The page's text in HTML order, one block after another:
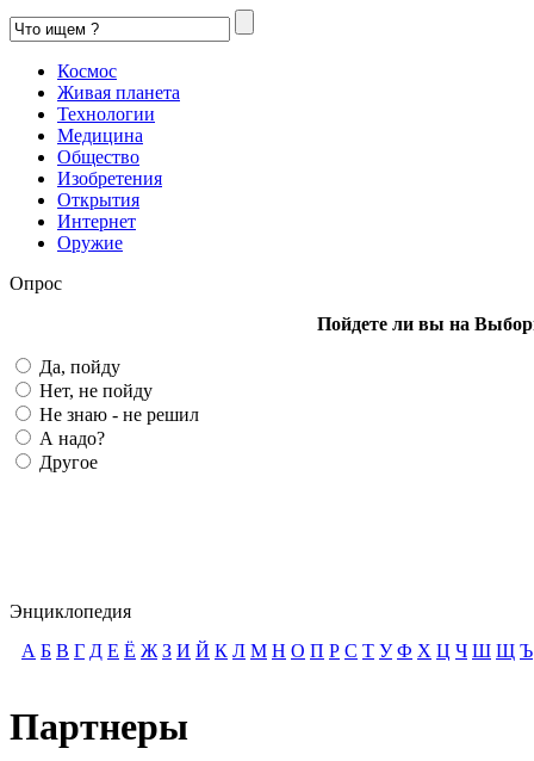
Космос
Живая планета
Технологии
Медицина
Общество
Изобретения
Открытия
Интернет
Оружие
Опрос
Пойдете ли вы на
Да, пойду
Нет, не пойду
Не знаю - не решил
А надо?
Другое
Энциклопедия
А Б В Г Д Е Ё Ж З И Й К Л М Н О П Р С Т У Ф Х Ц Ч Ш Щ Ъ
Партнеры